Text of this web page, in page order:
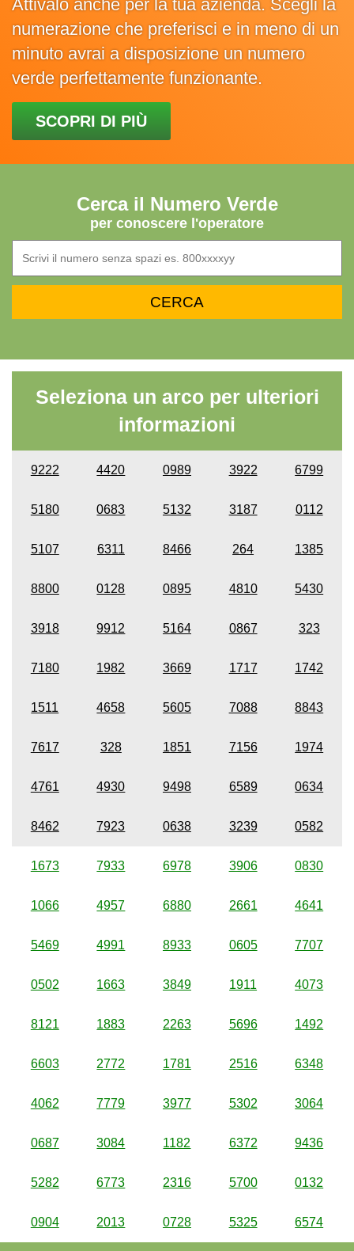
Attivalo anche per la tua azienda. Scegli la
numerazione che preferisci e in meno di un
minuto avrai a disposizione un numero
verde perfettamente funzionante.
SCOPRI DI PIÙ
Cerca il Numero Verde
per conoscere l'operatore
Seleziona un arco per ulteriori
informazioni
9222 4420 0989 3922 6799
5180 0683 5132 3187 0112
5107 6311 8466 264 1385
8800 0128 0895 4810 5430
3918 9912 5164 0867 323
7180 1982 3669 1717 1742
1511 4658 5605 7088 8843
7617 328 1851 7156 1974
4761 4930 9498 6589 0634
8462 7923 0638 3239 0582
1673 7933 6978 3906 0830
1066 4957 6880 2661 4641
5469 4991 8933 0605 7707
0502 1663 3849 1911 4073
8121 1883 2263 5696 1492
6603 2772 1781 2516 6348
4062 7779 3977 5302 3064
0687 3084 1182 6372 9436
5282 6773 2316 5700 0132
0904 2013 0728 5325 6574